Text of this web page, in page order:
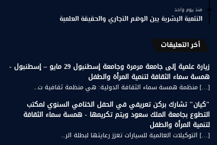
منذ يوم واحد
التنمية البشرية بين الوهم التجاري والحقيقة العلمية
أخر التعليقات
زيارة علمية إلى جامعة مرمرة وجامعة إسطنبول 29 مايو – إسطنبول -
همسة سماء الثقافة لتنمية المرأة والطفل
[…] منظمة همسة سماء الثقافة الدولية: هي منظمة ثقافية ت...
"كيان" تشارك بركن تعريفي في الحفل الختامي السنوي لمكتب
التطوع بجامعة الملك سعود ويتم تكريمها - همسة سماء الثقافة
لتنمية المرأة والطفل
[…] التوكيلات العالمية للسيارات تعزز رعايتها لبطلة الر...